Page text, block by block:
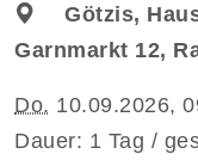
Götzis,
Garnmarkt 12,
Do. 10.09.2026,
Dauer: 1 Tag /